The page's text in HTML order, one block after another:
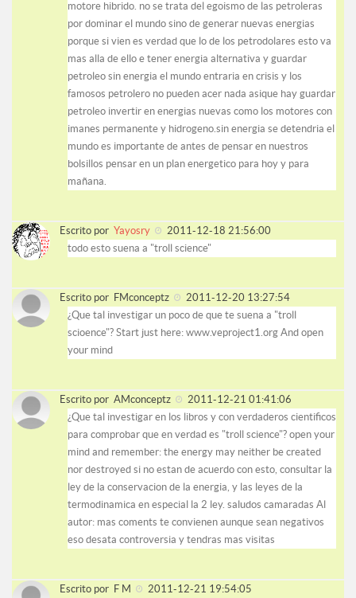
motore hibrido. no se trata del egoismo de las petroleras
por dominar el mundo sino de generar nuevas energias
porque si vien es verdad que lo de los petrodolares esto va
mas alla de ello e tener energia alternativa y guardar
petroleo sin energia el mundo entraria en crisis y los
famosos petrolero no pueden acer nada asique hay guardar
petroleo invertir en energias nuevas como los motores con
imanes permanente y hidrogeno.sin energia se detendria el
mundo es importante de antes de pensar en nuestros
bolsillos pensar en un plan energetico para hoy y para
mañana.
Escrito por Yayosry
2011-12-18 21:56:00
todo esto suena a "troll science"
Escrito por FMconceptz
2011-12-20 13:27:54
¿Que tal investigar un poco de que te suena a "troll
scioence"? Start just here: www.veproject1.org And open
your mind
Escrito por AMconceptz
2011-12-21 01:41:06
¿Que tal investigar en los libros y con verdaderos cientificos
para comprobar que en verdad es "troll science"? open your
mind and remember: the energy may neither be created
nor destroyed si no estan de acuerdo con esto, consultar la
ley de la conservacion de la energia, y las leyes de la
termodinamica en especial la 2 ley. saludos camaradas Al
autor: mas coments te convienen aunque sean negativos
eso desata controversia y tendras mas visitas
Escrito por F M
2011-12-21 19:54:05